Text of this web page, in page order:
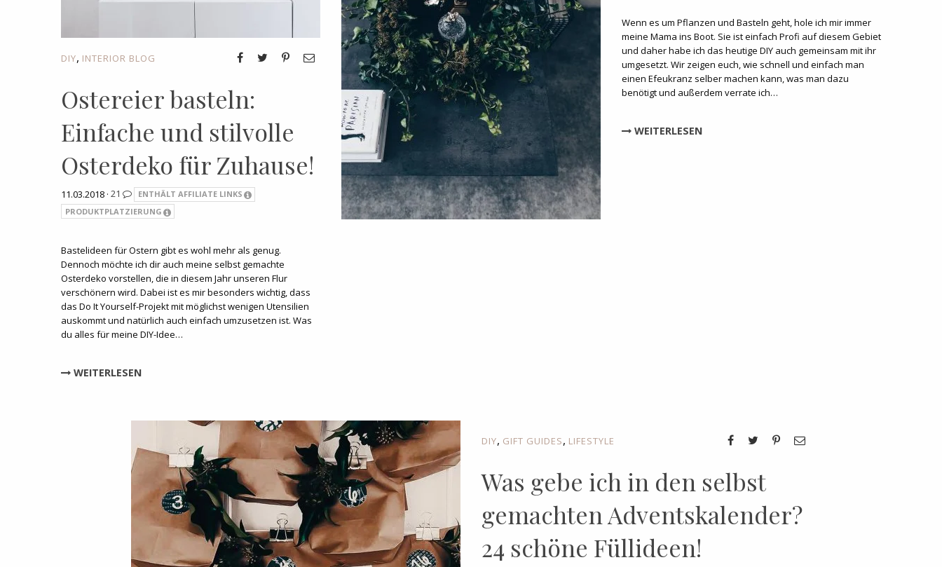
DIY, INTERIOR BLOG
Ostereier basteln:
Einfache und stilvolle
Osterdeko für Zuhause!
11.03.2018 · 21
ENTHÄLT AFFILIATE LINKS
PRODUKTPLATZIERUNG
Bastelideen für Ostern gibt es wohl mehr als genug.
Dennoch möchte ich dir auch meine selbst gemachte
Osterdeko vorstellen, die in diesem Jahr unseren Flur
verschönern wird. Dabei ist es mir besonders wichtig, dass
das Do It Yourself-Projekt mit möglichst wenigen Utensilien
auskommt und natürlich auch einfach umzusetzen ist. Was
du alles für meine DIY-Idee…
WEITERLESEN
Wenn es um Pflanzen und Basteln geht, hole ich mir immer
meine Mama ins Boot. Sie ist einfach Profi auf diesem Gebiet
und daher habe ich das heutige DIY auch gemeinsam mit ihr
umgesetzt. Wir zeigen euch, wie schnell und einfach man
einen Efeukranz selber machen kann, was man dazu
benötigt und außerdem verrate ich…
WEITERLESEN
DIY, GIFT GUIDES, LIFESTYLE
Was gebe ich in den selbst
gemachten Adventskalender?
24 schöne Füllideen!